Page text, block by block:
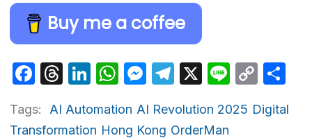
Buy me a coffee
Facebook
Threads
LinkedIn
WhatsApp
Messenger
Telegram
X LineCopy
Tags: AI Automation AI Revolution 2025 Digital
Transformation Hong Kong OrderMan